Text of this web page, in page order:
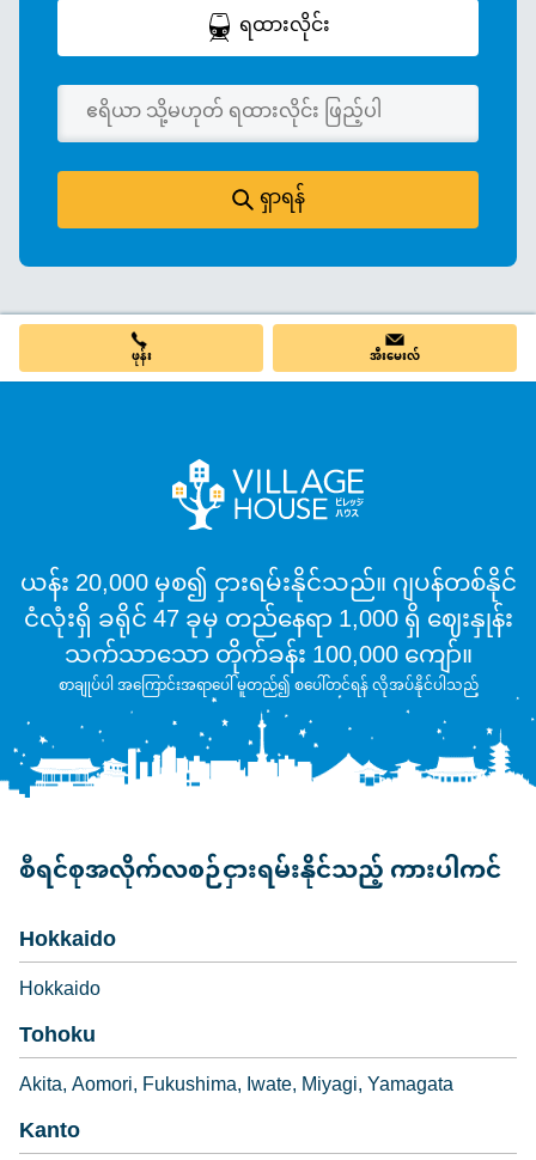
ရထားလိုင်း
ရှာရန်
ဖုန်း အီးမေးလ်
ယန်း 20,000 မှစ၍ ငှားရမ်းနိုင်သည်။ ဂျပန်တစ်နိုင်
ငံလုံးရှိ ခရိုင် 47 ခုမှ တည်နေရာ 1,000 ရှိ ဈေးနှုန်း
သက်သာသော တိုက်ခန်း 100,000 ကျော်။
စာချုပ်ပါ အကြောင်းအရာပေါ် မူတည်၍ စပေါ်တင်ရန် လိုအပ်နိုင်ပါသည်
စီရင်စုအလိုက်လစဉ်ငှားရမ်းနိုင်သည့် ကားပါကင်
Hokkaido
Hokkaido
Tohoku
Akita Aomori Fukushima Iwate Miyagi Yamagata
Kanto